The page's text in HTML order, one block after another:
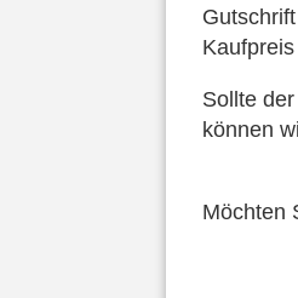
Sollte
können
Möchten